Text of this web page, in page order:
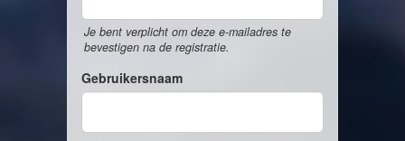
Je bent verplicht om deze e-mailadres te
bevestigen na de registratie.
Gebruikersnaam